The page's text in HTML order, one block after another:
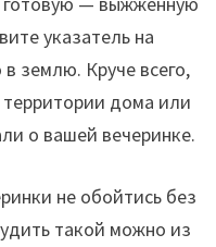
указатель на
землю. Круче всего,
дома или
о вашей вечеринке.
не обойтись без
такой можно из